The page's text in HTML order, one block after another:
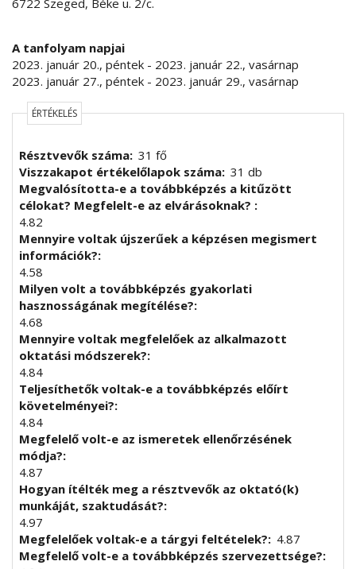
6722 Szeged, Béke u. 2/c.
A tanfolyam napjai
2023. január 20., péntek - 2023. január 22., vasárnap
2023. január 27., péntek - 2023. január 29., vasárnap
ÉRTÉKELÉS
Résztvevők száma 31 fő
Viszzakapot értékelőlapok száma 31 db
Megvalósította-e a továbbképzés a kitűzött
célokat? Megfelelt-e az elvárásoknak?
4.82
Mennyire voltak újszerűek a képzésen megismert
információk?
4.58
Milyen volt a továbbképzés gyakorlati
hasznosságának megítélése?
4.68
Mennyire voltak megfelelőek az alkalmazott
oktatási módszerek?
4.84
Teljesíthetők voltak-e a továbbképzés előírt
követelményei?
4.84
Megfelelő volt-e az ismeretek ellenőrzésének
módja?
4.87
Hogyan ítélték meg a résztvevők az oktató(k)
munkáját, szaktudását?
4.97
Megfelelőek voltak-e a tárgyi feltételek?
4.87
Megfelelő volt-e a továbbképzés szervezettsége?